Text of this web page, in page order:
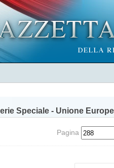
Speciale - Unione
Pagina